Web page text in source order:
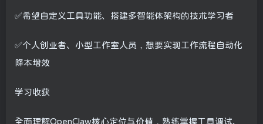
✅希望自定义工具功能、搭建多智能体架构的技术学习者
✅个人创业者、小型工作室人员，想要实现工作流程自动化
降本增效
学习收获
全面理解OpenClaw核心定位与价值，熟练掌握工具调试、